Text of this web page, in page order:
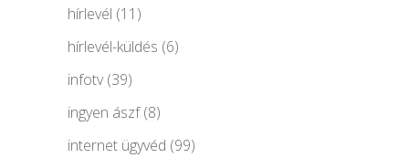
hírlevél (11)
hírlevél-küldés (6)
infotv(39)
ingyen ászf(8)
internet ügyvéd (99)